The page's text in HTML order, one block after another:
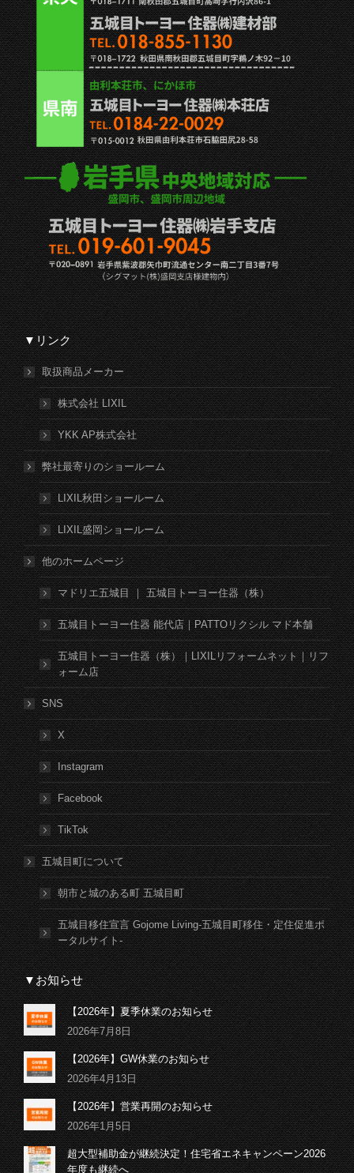
▼リンク
取扱商品メーカー
株式会社 LIXIL
YKK AP株式会社
弊社最寄りのショールーム
LIXIL秋田ショールーム
LIXIL盛岡ショールーム
他のホームページ
マドリエ五城目 ｜ 五城目トーヨー住器（株）
五城目トーヨー住器 能代店｜PATTOリクシル マド本舗
五城目トーヨー住器（株）｜LIXILリフォームネット｜リフ
ォーム店
SNS
X
Instagram
Facebook
TikTok
五城目町について
朝市と城のある町 五城目町
五城目移住宣言 Gojome Living-五城目町移住・定住促進ポ
ータルサイト-
▼お知らせ
【2026年】夏季休業のお知らせ
2026年7月8日
【2026年】GW休業のお知らせ
2026年4月13日
【2026年】営業再開のお知らせ
2026年1月5日
超大型補助金が継続決定！住宅省エネキャンペーン2026
年度も継続へ